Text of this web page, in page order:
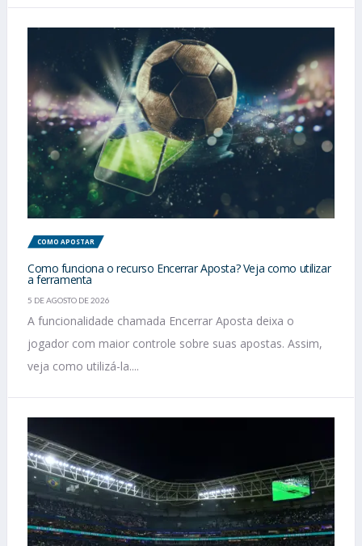
COMO APOSTAR
Como funciona o recurso Encerrar Aposta? Veja como utilizar
a ferramenta
5 DE AGOSTO DE 2026
A funcionalidade chamada Encerrar Aposta deixa o
jogador com maior controle sobre suas apostas. Assim,
veja como utilizá-la....